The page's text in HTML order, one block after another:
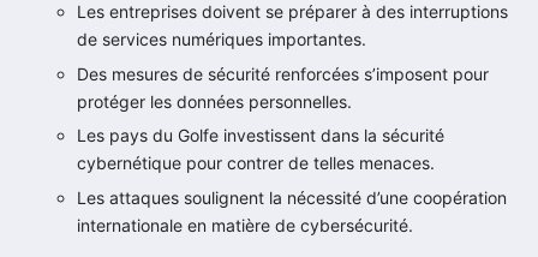
Les entreprises doivent se préparer à des interruptions
de services numériques importantes.
Des mesures de sécurité renforcées s’imposent pour
protéger les données personnelles.
Les pays du Golfe investissent dans la sécurité
cybernétique pour contrer de telles menaces.
Les attaques soulignent la nécessité d’une coopération
internationale en matière de cybersécurité.